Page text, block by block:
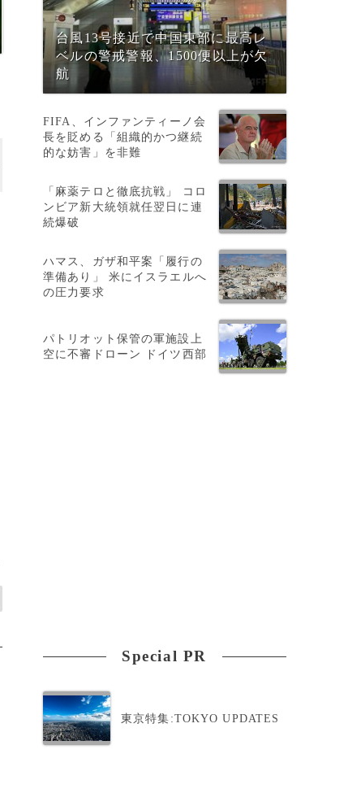
台風13号接近で中国東部に最高レ
ベルの警戒警報、1500便以上が欠
航
FIFA、インファンティーノ会
長を貶める「組織的かつ継続
的な妨害」を非難
「麻薬テロと徹底抗戦」 コロ
ンビア新大統領就任翌日に連
続爆破
ハマス、ガザ和平案「履行の
準備あり」 米にイスラエルへ
の圧力要求
パトリオット保管の軍施設上
空に不審ドローン ドイツ西部
Special PR
東京特集:TOKYO UPDATES